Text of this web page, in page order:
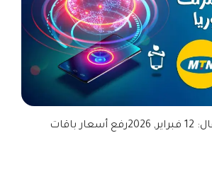
آخر تحديث للمقال: 12 فبراير, 2026رفع أسعار باقات